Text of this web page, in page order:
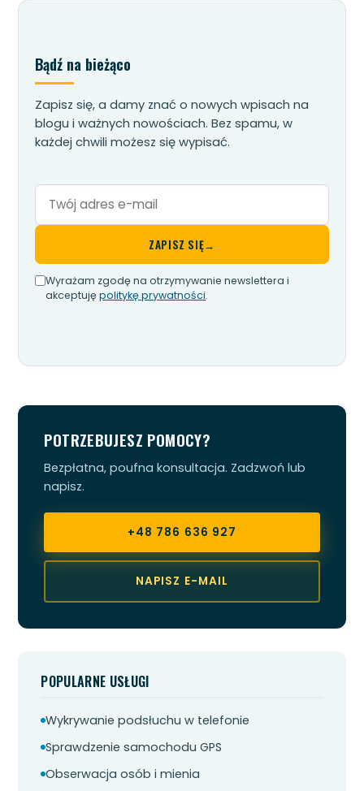
Bądź na bieżąco
Zapisz się, a damy znać o nowych wpisach na
blogu i ważnych nowościach. Bez spamu, w
każdej chwili możesz się wypisać.
Twój
adres
mail
ZAPISZ SIĘ→
Wyrażam zgodę na otrzymywanie newslettera i
akceptujępolitykę prywatności.
POTRZEBUJESZ POMOCY?
Bezpłatna, poufna konsultacja. Zadzwoń lub
napisz.
+48 786 636 927
NAPISZ E-MAIL
POPULARNE USŁUGI
Wykrywanie podsłuchu w telefonie
Sprawdzenie samochodu GPS
Obserwacja osób i mienia